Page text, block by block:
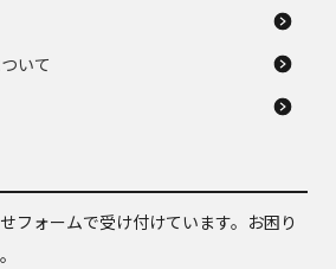
いて
フォームで受け付けています。お困り